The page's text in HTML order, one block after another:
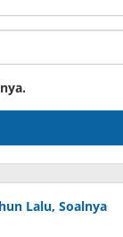
Lalu, Soalnya